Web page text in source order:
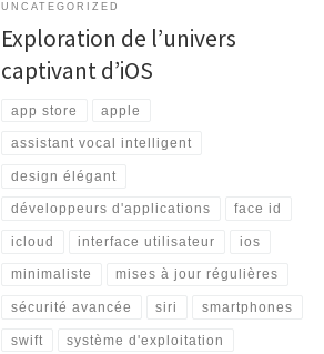
UNCATEGORIZED
Exploration de l’univers
captivant d’iOS
app store apple
assistant vocal intelligent
design élégant
développeurs d'applications face id
icloud interface utilisateur ios
minimaliste mises à jour régulières
sécurité avancée siri smartphones
swift système d'exploitation